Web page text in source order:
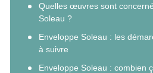
Quelles œuvres sont
Soleau ?
Enveloppe Soleau : les
à suivre
Enveloppe Soleau : combien